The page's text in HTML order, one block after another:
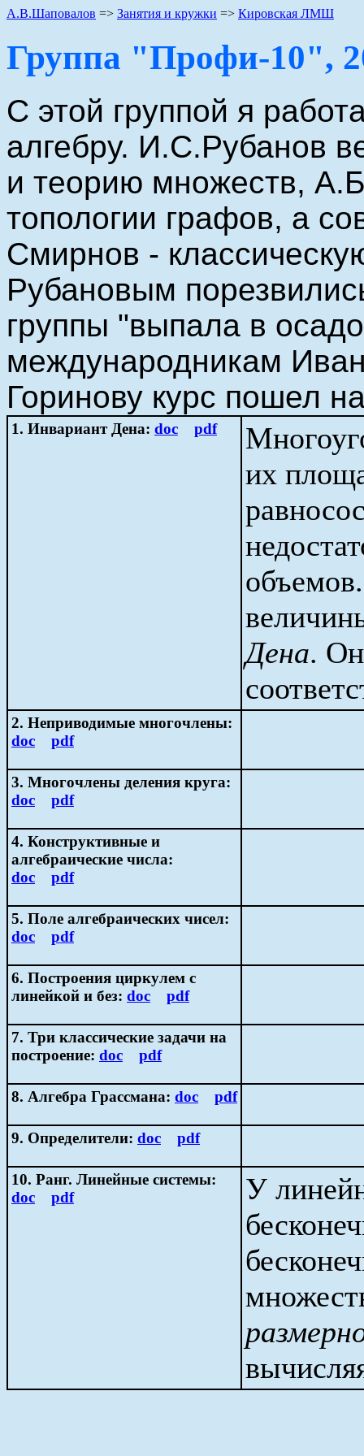
А.В.Шаповалов => Занятия и кружки => Кировская ЛМШ
Группа "Профи-10",
С этой группой я
алгебру. И.С.Рубанов
и теорию множеств,
топологии графов, а
Смирнов -
Рубановым
группы "выпала в
международникам
Горинову курс пошел
1. Инвариант Дена: doc pdf
их
Дена.
2. Неприводимые многочлены:
doc
pdf
3. Многочлены деления круга:
doc
pdf
4. Конструктивные и
алгебраические числа:
doc
pdf
5. Поле алгебраических чисел:
doc
pdf
6. Построения циркулем с
линейкой и без: doc pdf
7. Три классические задачи на
построение: doc pdf
8. Алгебра Грассмана: doc pdf
9. Определители: doc pdf
10. Ранг. Линейные системы:
doc
pdf
У